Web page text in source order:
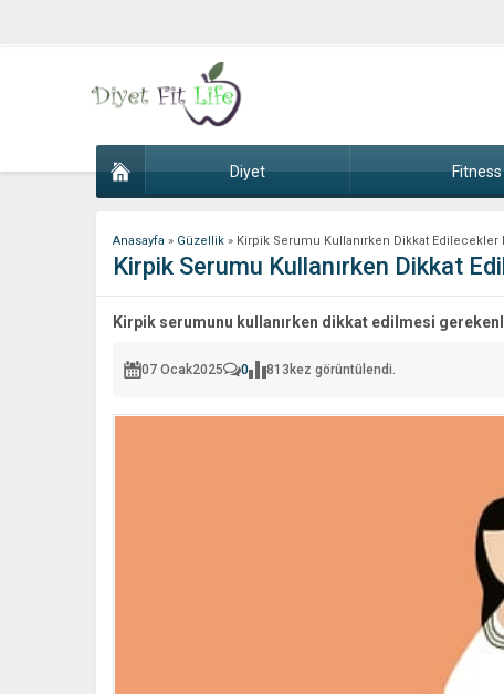
Diyet Fitness
Anasayfa » Güzellik » Kirpik Serumu Kullanırken Dikkat Edilecekler
Kirpik Serumu Kullanırken Dikkat
Kirpik serumunu kullanırken dikkat edilmesi
07 Ocak2025 0 813 kez görüntülendi.